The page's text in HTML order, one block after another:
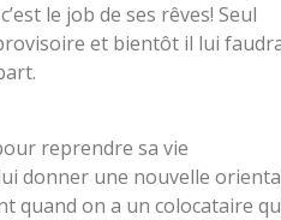
le job de ses rêves! Seul
et bientôt il lui
reprendre sa vie
donner une nouvelle
quand on a un colocataire